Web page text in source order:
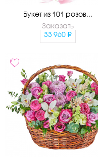
Букет из 101 розов...
Заказать
33 960